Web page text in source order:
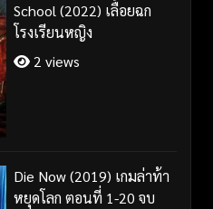
School (2022) เลื้อยฉก
โรงเรียนหญิง
2 views
Die Now (2019) เกมล่าท้า
หยุดโลก ตอนที่ 1-20 จบ